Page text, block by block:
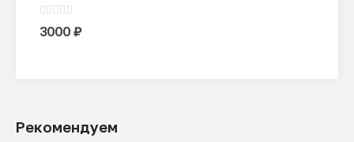
0из 5
3000 ₽
Рекомендуем